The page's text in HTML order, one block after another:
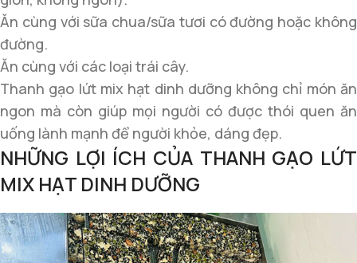
Ăn cùng với sữa chua/sữa tươi có đường hoặc không
đường.
Ăn cùng với các loại trái cây.
Thanh gạo lứt mix hạt dinh dưỡng không chỉ món ăn
ngon mà còn giúp mọi người có được thói quen ăn
uống lành mạnh để người khỏe, dáng đẹp.
NHỮNG LỢI ÍCH CỦA THANH GẠO LỨT
MIX HẠT DINH DƯỠNG